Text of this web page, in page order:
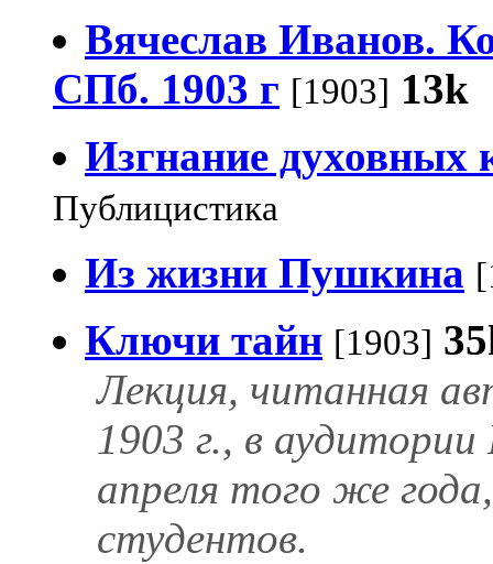
Вячеслав Иванов.
СПб. 1903 г [1903] 13k
Изгнание духовных
Публицистика
Из жизни Пушкина
Ключи тайн [1903]
Лекция, читанная
1903 г., в
апреля того же
студентов.